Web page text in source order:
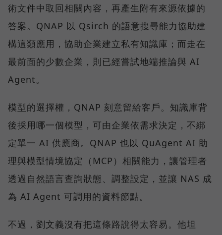
術文件中取回相關內容，再產生附有來源依據的
答案。QNAP 以 Qsirch 的語意搜尋能力協助建
構這類應用，協助企業建立私有知識庫；而走在
最前面的少數企業，則已經嘗試地端推論與 AI
Agent。
模型的選擇權，QNAP 刻意留給客戶。知識庫背
後採用哪一個模型，可由企業依需求決定，不綁
定單一 AI 供應商。QNAP 也以 QuAgent AI 助
理與模型情境協定（MCP）相關能力，讓管理者
透過自然語言查詢狀態、調整設定，並讓 NAS 成
為 AI Agent 可調用的資料節點。
不過，劉文義沒有把這條路說得太容易。他坦